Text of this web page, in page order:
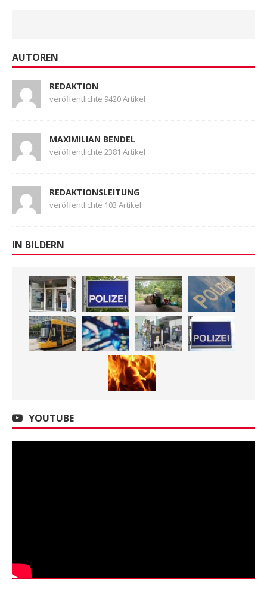
AUTOREN
REDAKTION
veröffentlichte 9420 Artikel
MAXIMILIAN BENDEL
veröffentlichte 2381 Artikel
REDAKTIONSLEITUNG
veröffentlichte 103 Artikel
IN BILDERN
YOUTUBE